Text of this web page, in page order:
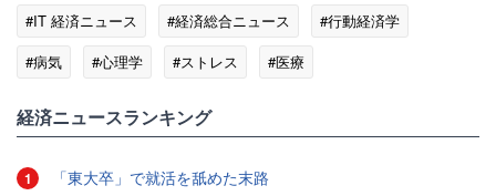
#IT 経済ニュース #経済総合ニュース
#行動経済学
#病気
#心理学 #ストレス #医療
経済ニュースランキング
1 「東大卒」で就活を舐めた末路